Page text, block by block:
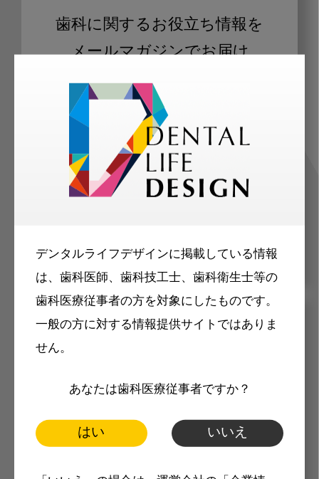
デンタルライフデザインに掲載している情報
は、歯科医師、歯科技工士、歯科衛生士等の
歯科医療従事者の方を対象にしたものです。
一般の方に対する情報提供サイトではありま
せん。
あなたは歯科医療従事者ですか？
はい いいえ
歯科に関するお役立ち情報を
メールマガジンでお届け
ご登録いただいた職種（歯科医師、歯
科衛生士、歯科技工士）に合わせた内
容のメールマガジンをお届けします。
メリット